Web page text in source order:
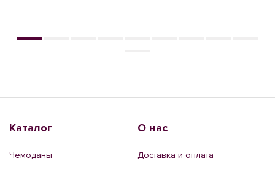
Каталог
Чемоданы
О нас
Доставка и оплата